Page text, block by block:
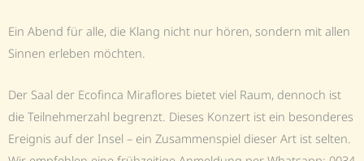
Ein Abend für alle, die Klang nicht nur hören, sondern mit allen
Sinnen erleben möchten.
Der Saal der Ecofinca Miraflores bietet viel Raum, dennoch ist
die Teilnehmerzahl begrenzt. Dieses Konzert ist ein besonderes
Ereignis auf der Insel – ein Zusammenspiel dieser Art ist selten.